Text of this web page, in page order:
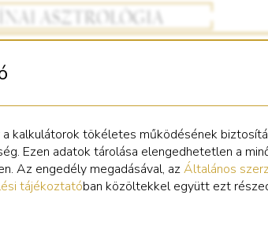
kalkulátorok tökéletes működésének
Ezen adatok tárolása elengedhetetlen a
Az engedély megadásával, azÁltalános
tájékoztatóban közöltekkel együtt ezt
Kutya medál
szimbólummal. Mérete: 1 cm. Tetején kis